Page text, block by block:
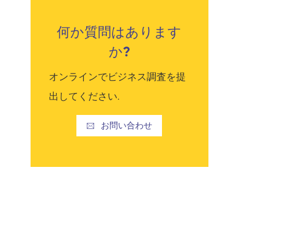
腿高靴下
Read More
何か質問はあります
か?
オンラインでビジネス調査を提
出してください.
 お問い合わせ